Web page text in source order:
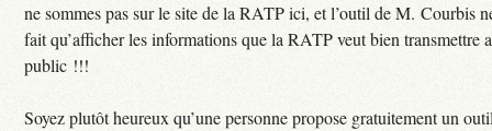
ne sommes pas sur le site de la RATP ici, et l’outil de M. Courbis
fait qu’afficher les informations que la RATP veut bien transmettre
public !!!
Soyez plutôt heureux qu’une personne propose gratuitement un